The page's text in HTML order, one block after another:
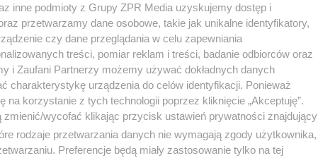
inne podmioty z Grupy ZPR Media uzyskujemy dostęp i
przetwarzamy dane osobowe, takie jak unikalne identyfikatory,
czy dane przeglądania w celu zapewniania
treści, pomiar reklam i treści, badanie odbiorców oraz
i Zaufani Partnerzy możemy używać dokładnych danych
charakterystykę urządzenia do celów identyfikacji. Ponieważ
korzystanie z tych technologii poprzez kliknięcie „Akceptuję”.
wycofać klikając przycisk ustawień prywatności znajdujący
rodzaje przetwarzania danych nie wymagają zgody użytkownika,
Preferencje będą miały zastosowanie tylko na tej